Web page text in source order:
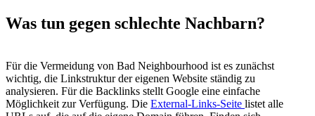
Was tun gegen schlechte Nachbarn?
Für die Vermeidung von Bad Neighbourhood ist es zunächst
wichtig, die Linkstruktur der eigenen Website ständig zu
analysieren. Für die Backlinks stellt Google eine einfache
Möglichkeit zur Verfügung. Die External-Links-Seite listet alle